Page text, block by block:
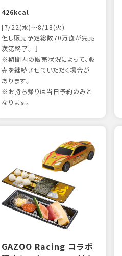
426kcal
[7/22(水)～8/18(火)
但し販売予定総数70万食が完売
次第終了。 ］
※期間内の販売状況によって、販
売を継続させていただく場合が
あります。
※お持ち帰りは当日予約のみと
なります。
GAZOO Racing コラボ